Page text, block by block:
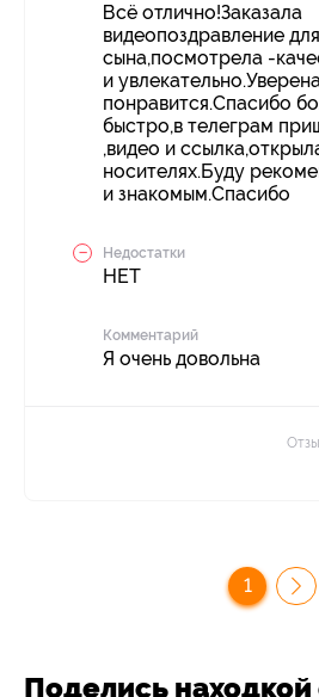
Всё отлично!Заказала
видеопоздравление для
сына,посмотрела -
и
понравится.Спасибо
быстро,в телеграм
,видео и
носителях.Буду
и знакомым.Спасибо
Недостатки
НЕТ
Комментарий
Я очень довольна
1
Поделись находкой